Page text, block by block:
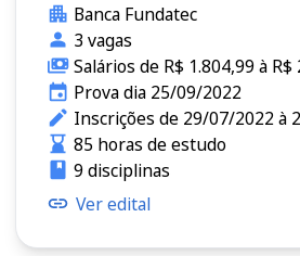
Banca Fundatec
3 vagas
Salários de R$ 1.804,99 à R$
Prova dia 25/09/2022
Inscrições de 29/07/2022 à
85 horas de estudo
9 disciplinas
Ver edital